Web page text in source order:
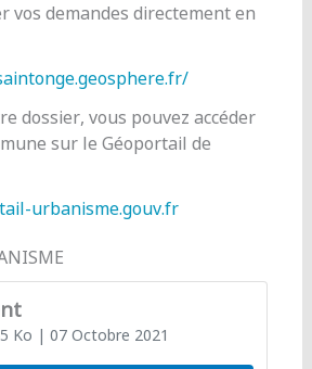
vos demandes directement en
dossier, vous pouvez accéder
sur le Géoportail de
urbanisme.gouv.fr
Ko | 07 Octobre 2021